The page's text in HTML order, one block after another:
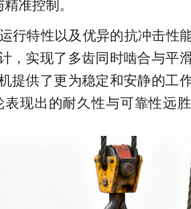
特性以及优异的抗冲击性
实现了多齿同时啮合与平
提供了更为稳定和安静的工
现出的耐久性与可靠性远